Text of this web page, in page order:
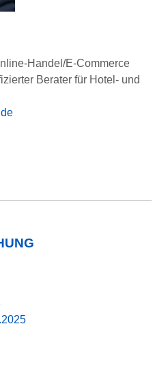
Handel/E-Commerce
Berater für Hotel- und